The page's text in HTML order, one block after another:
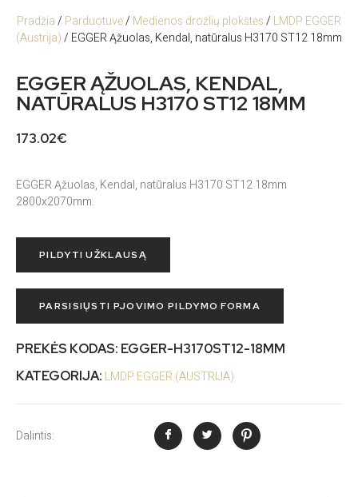
Pradžia/ Parduotuvė/ Medienos drožlių plokštės/ LMDP EGGER
(Austrija)/ EGGER Ąžuolas, Kendal, natūralus H3170 ST12 18mm
EGGER ĄŽUOLAS, KENDAL,
NATŪRALUS H3170 ST12 18MM
173.02€
EGGER Ąžuolas, Kendal, natūralus H3170 ST12 18mm
2800x2070mm.
PILDYTI UŽKLAUSĄ
PARSISIŲSTI PJOVIMO PILDYMO FORMA
PREKĖS KODAS: EGGER-H3170ST12-18MM
KATEGORIJA: LMDP EGGER (AUSTRIJA)
Dalintis: